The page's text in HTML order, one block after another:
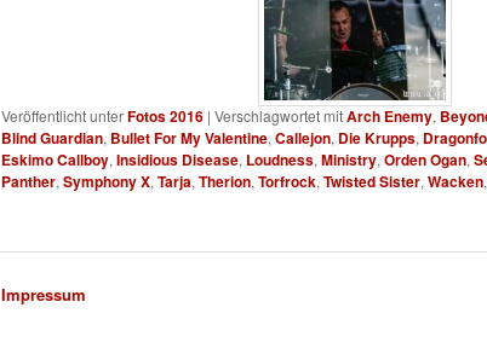
Veröffentlicht unterFotos 2016 | Verschlagwortet mitArch Enemy,
Blind Guardian, Bullet For My Valentine, Callejon, Die Krupps,
Eskimo Callboy, Insidious Disease, Loudness, Ministry, Orden Ogan,
Panther, Symphony X, Tarja, Therion, Torfrock, Twisted Sister, Wacken,
Impressum